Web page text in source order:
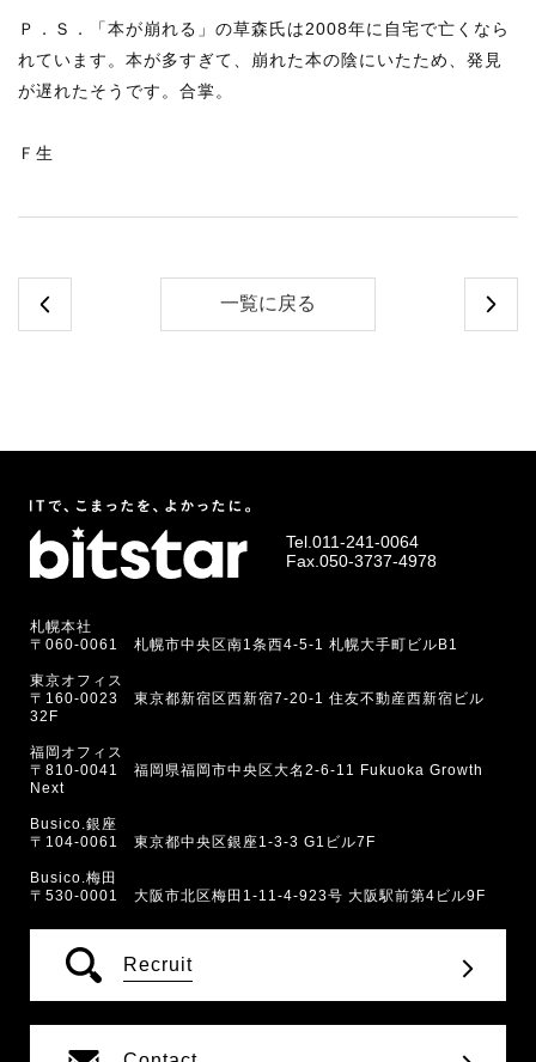
Ｐ．Ｓ．「本が崩れる」の草森氏は2008年に自宅で亡くなら
れています。本が多すぎて、崩れた本の陰にいたため、発見
が遅れたそうです。合掌。
Ｆ生
一覧に戻る
Tel. 011-241-0064
Fax.050-3737-4978
札幌本社
〒060-0061 札幌市中央区南1条西4-5-1 札幌大手町ビルB1
東京オフィス
〒160-0023 東京都新宿区西新宿7-20-1 住友不動産西新宿ビル
32F
福岡オフィス
〒810-0041 福岡県福岡市中央区大名2-6-11 Fukuoka Growth
Next
Busico.銀座
〒104-0061 東京都中央区銀座1-3-3 G1ビル7F
Busico.梅田
〒530-0001 大阪市北区梅田1-11-4-923号 大阪駅前第4ビル9F
Recruit